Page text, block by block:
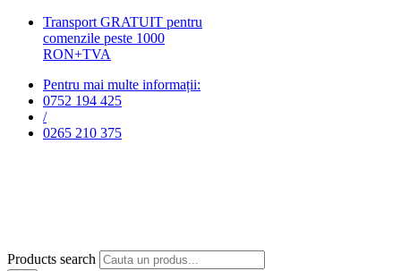
Transport GRATUIT pentru
comenzile peste 1000
RON+TVA
Pentru mai multe informații:
0752 194 425
/
0265 210 375
Products search